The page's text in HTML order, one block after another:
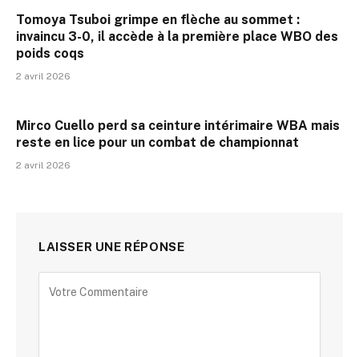
Tomoya Tsuboi grimpe en flèche au sommet :
invaincu 3-0, il accède à la première place WBO des
poids coqs
2 avril 2026
Mirco Cuello perd sa ceinture intérimaire WBA mais
reste en lice pour un combat de championnat
2 avril 2026
LAISSER UNE RÉPONSE